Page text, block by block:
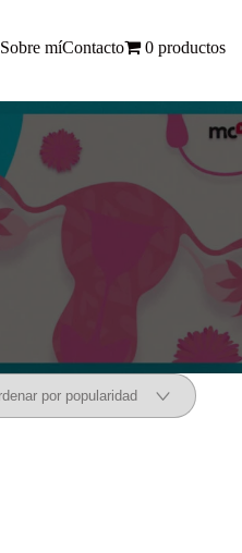
Sobre míContacto 0 productos